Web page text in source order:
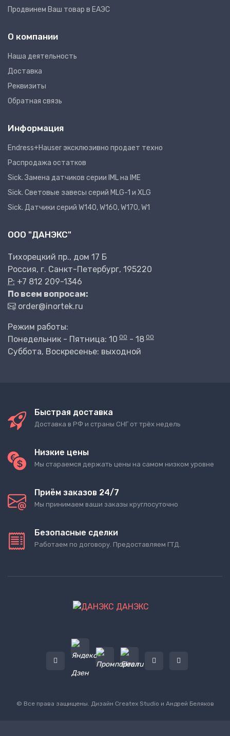
Продвинем Ваш товар в ЕАЭС
О компании
Наша деятельность
Доставка
Реквизиты
Обратная связь
Информация
Endress+Hauser эксклюзивно продает техно
Распродажа остатков
Sick. Замена датчиков серии IML на IME
Sick. Световые завесы серий MLG-1 и XLG
Sick. Датчики серий W140, W160, W170, W1
ООО "ДАНЭКС"
Тихорецкий пр., дом 17 Б
Россия, г. Санкт-Петербург, 195220
P: +7 812 209-1346
По всем вопросам:
order@inortek.ru
Режим работы:
Понедельник - Пятница: 10 00 - 18 00
Суббота, Воскресенье: выходной
Быстрая доставка
Доставка в РФ и страны СНГ от трёх недель
Низкие цены
Мы стараемся держать цены на самом низком уровне
Приём заказов 24/7
Мы принимаем ваши заказы круглосуточно
Безопасные сделки
Работаем по договору. Предоставляем ГТД.
ДАНЭКС
© Все права защищены. Дизайн Createx Studio и Андрей Беляков